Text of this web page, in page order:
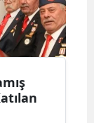
Şanlıurfa